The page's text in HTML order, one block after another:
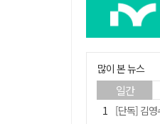
많이 본 뉴스
일간
[단독] 김영수 "국